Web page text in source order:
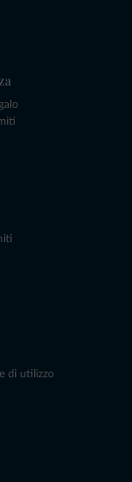
di utilizzo